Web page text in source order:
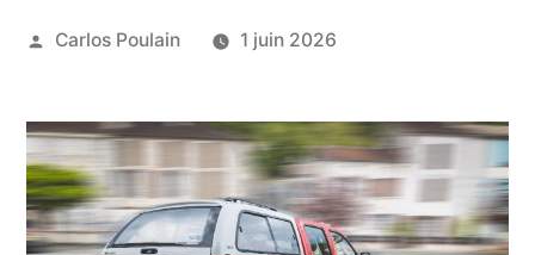
Publié
Carlos Poulain 1 juin 2026